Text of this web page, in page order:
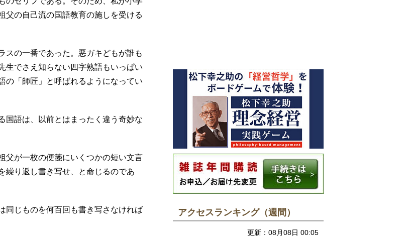
父の自己流の国語教育の施しを受ける
スの一番であった。悪ガキどもが誰も
生でさえ知らない四字熟語もいっぱい
の「師匠」と呼ばれるようになってい
国語は、以前とはまったく違う奇妙な
父が一枚の便箋にいくつかの短い文言
繰り返し書き写せ、と命じるのであ
同じものを何百回も書き写さなければ
アクセスランキング（週間）
更新：08月08日 00:05